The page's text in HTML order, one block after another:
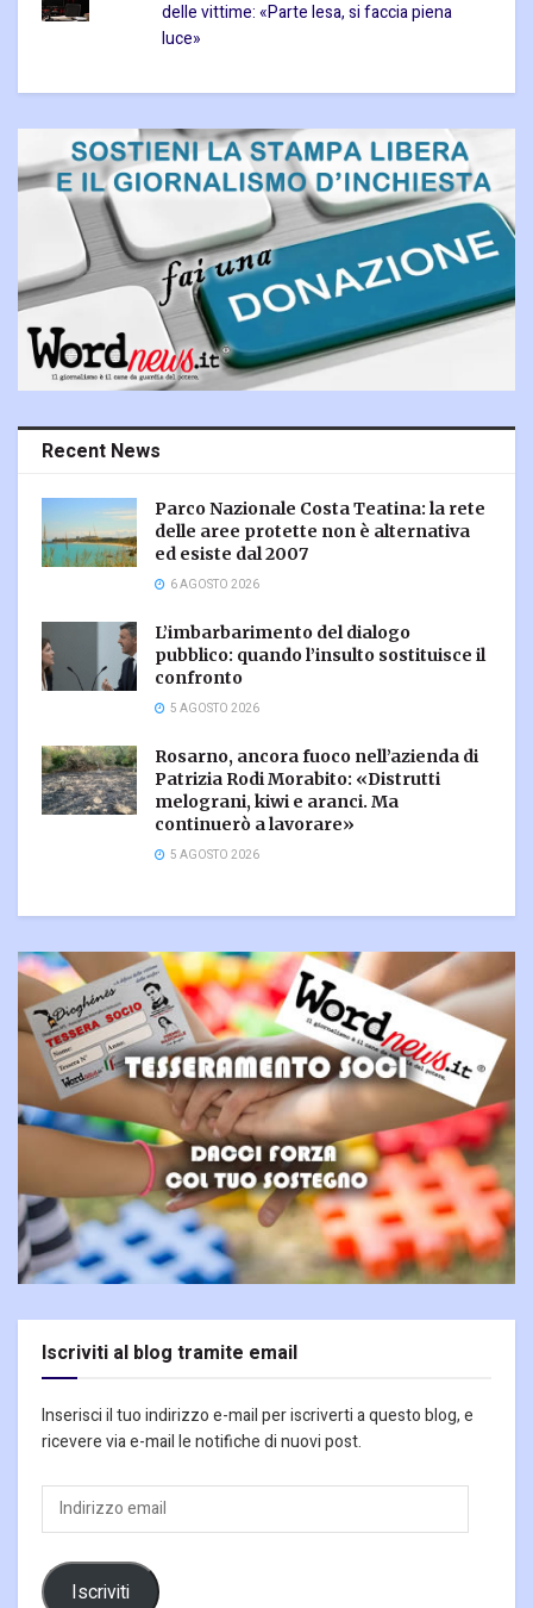
delle vittime: «Parte lesa, si faccia piena
luce»
Recent News
Parco Nazionale Costa Teatina: la rete
delle aree protette non è alternativa
ed esiste dal 2007
6 AGOSTO 2026
L’imbarbarimento del dialogo
pubblico: quando l’insulto sostituisce il
confronto
5 AGOSTO 2026
Rosarno, ancora fuoco nell’azienda di
Patrizia Rodi Morabito: «Distrutti
melograni, kiwi e aranci. Ma
continuerò a lavorare»
5 AGOSTO 2026
Iscriviti al blog tramite email
Inserisci il tuo indirizzo e-mail per iscriverti a questo blog, e
ricevere via e-mail le notifiche di nuovi post.
Indirizzo
email
Iscriviti